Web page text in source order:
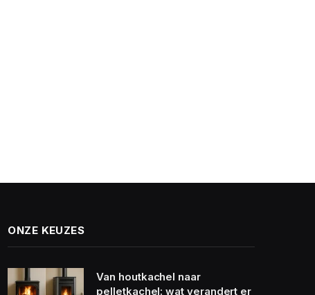
ONZE KEUZES
Van houtkachel naar
pelletkachel: wat verandert er